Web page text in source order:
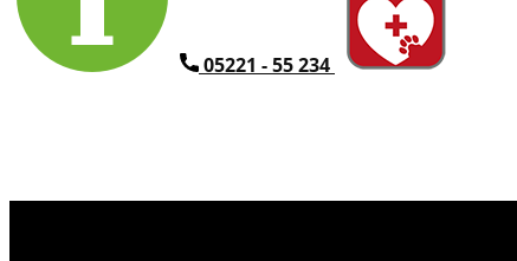
​05221 - 55 234